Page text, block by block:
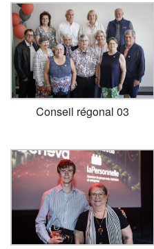
Conseil régonal 03